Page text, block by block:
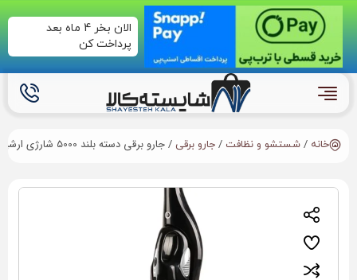
الان بخر 4 ماه بعد
پرداخت کن
خانه / شستشو و نظافت / جارو برقی / جارو برقی دسته بلند 5000 شارژی ارشیا